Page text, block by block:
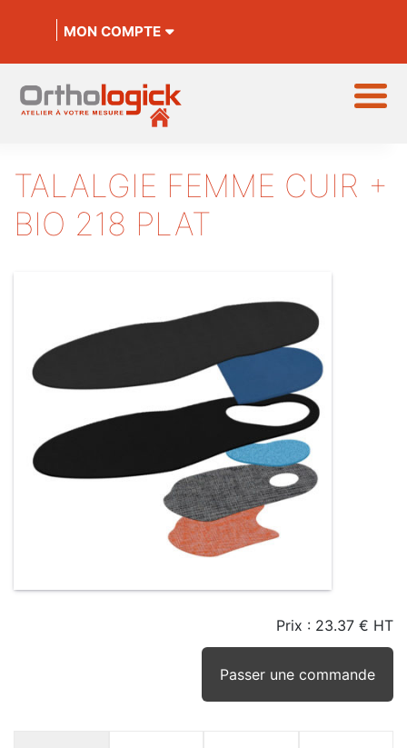
MON COMPTE
TALALGIE FEMME CUIR +
BIO 218 PLAT
STOCK
Prix : 23.37 € HT
Passer une commande